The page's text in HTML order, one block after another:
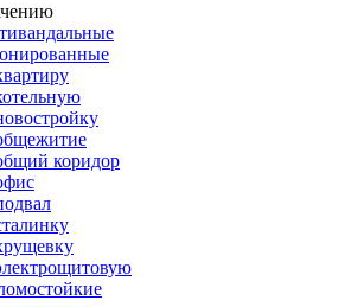
коридор